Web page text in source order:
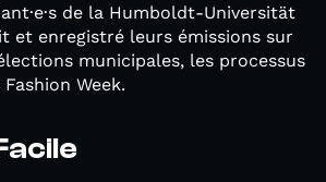
de la Humboldt-Universität
et enregistré leurs émissions sur
municipales, les processus
Week.